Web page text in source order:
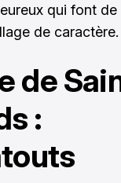
qui font de
de caractère.
de
: